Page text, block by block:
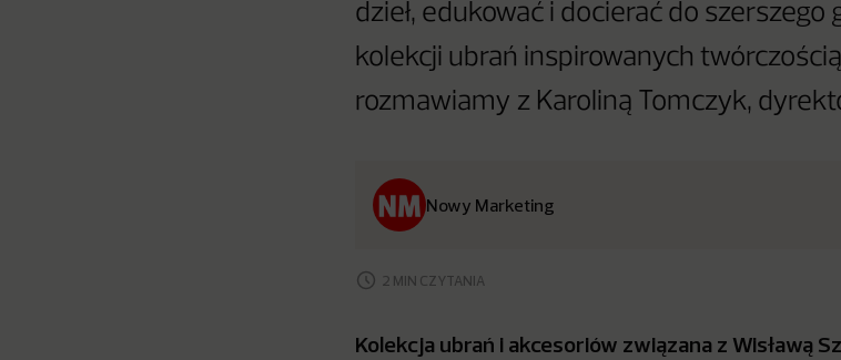
dzieł, edukować i docierać do
kolekcji ubrań inspirowanych
rozmawiamy z Karoliną Tomczyk,
Nowy Marketing
2 MIN CZYTANIA
Kolekcja ubrań i akcesoriów związana z Wisławą